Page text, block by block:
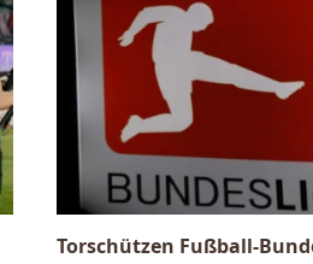
Torschützen Fußball-